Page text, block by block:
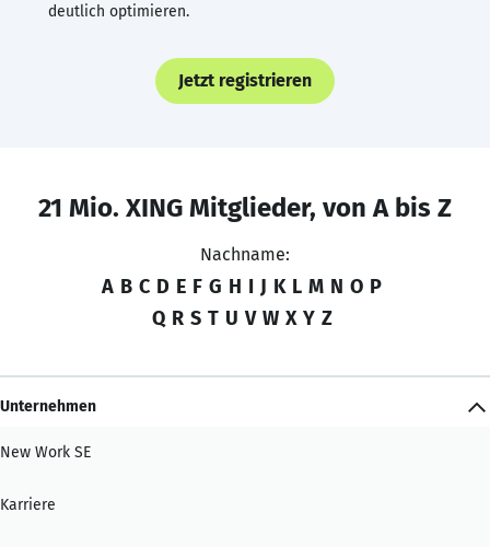
deutlich optimieren.
Jetzt registrieren
21 Mio. XING Mitglieder, von A bis Z
Nachname:
A B C D E F G H I J K L M N O P
Q R S T U V W X Y Z
Unternehmen
New Work SE
Karriere